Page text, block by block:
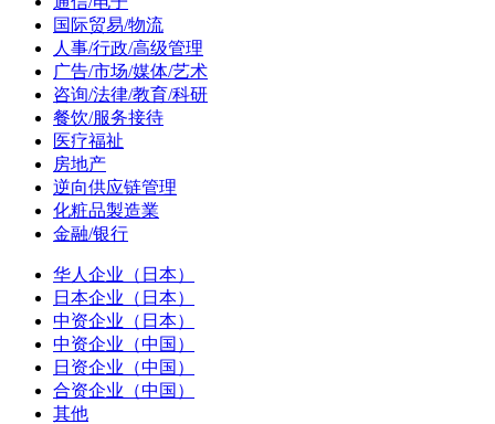
国际贸易/物流
人事/行政/高级管理
广告/市场/媒体/艺术
咨询/法律/教育/科研
餐饮/服务接待
医疗福祉
房地产
逆向供应链管理
化粧品製造業
金融/银行
华人企业（日本）
日本企业（日本）
中资企业（日本）
中资企业（中国）
日资企业（中国）
合资企业（中国）
其他